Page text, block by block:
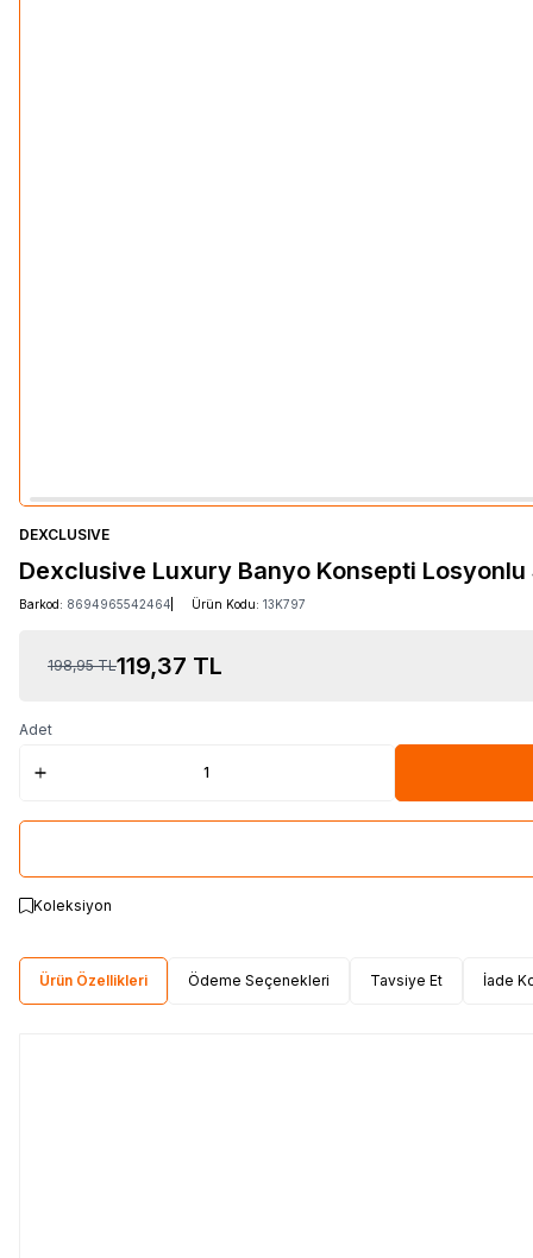
DEXCLUSIVE
Dexclusive Luxury Banyo Konsepti Losyonlu
Barkod: 8694965542464 Ürün Kodu: 13K797
198,95TL119,37 TL
Adet
Koleksiyon
Ürün Özellikleri Ödeme Seçenekleri Tavsiye Et İade